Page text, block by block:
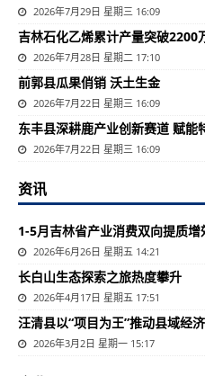
2026年7月29日 星期三 16:09
吉林石化乙烯累计产量突破2200
2026年7月28日 星期二 17:10
前郭县瓜果俏销 沃土生金
2026年7月22日 星期三 16:09
东丰县深耕鹿产业创新赛道 赋能
2026年7月22日 星期三 16:09
资讯
1-5月吉林省产业消费双向提质增
2026年6月26日 星期五 14:21
长白山生态探索之旅热度攀升
2026年4月17日 星期五 17:51
汪清县以“项目为王”推动县域经
2026年3月2日 星期一 15:17